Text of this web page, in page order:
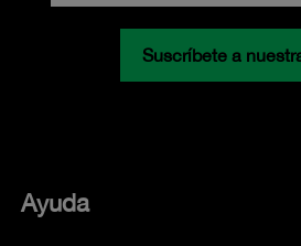
Suscríbete a
Ayuda